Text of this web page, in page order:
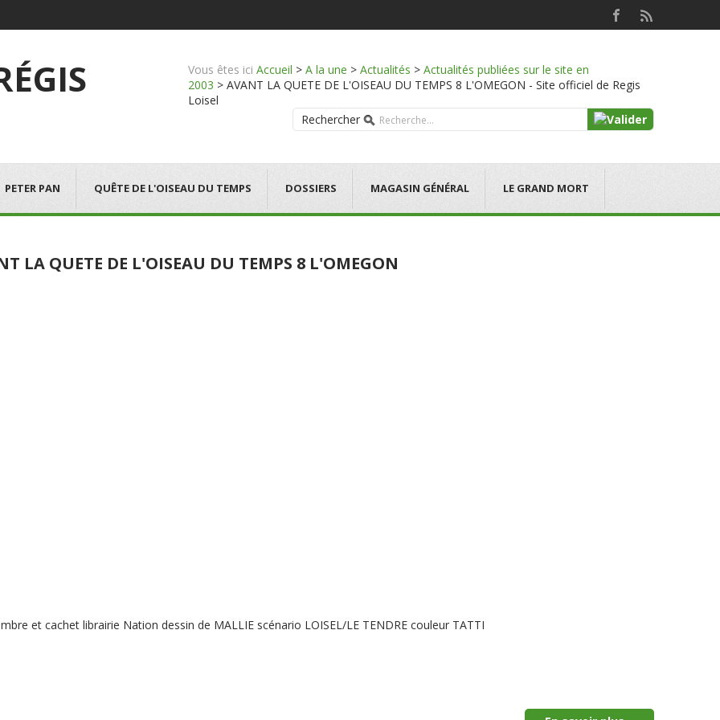
Vous êtes ici Accueil > A la une > Actualités > Actualités publiées sur le site en
2003 > AVANT LA QUETE DE L'OISEAU DU TEMPS 8 L'OMEGON - Site officiel de Regis
Loisel
Rechercher
PETER PAN QUÊTE DE L'OISEAU DU TEMPS DOSSIERS MAGASIN GÉNÉRAL LE GRAND MORT
LA QUETE DE L'OISEAU DU TEMPS 8 L'OMEGON
et cachet librairie Nation dessin de MALLIE scénario LOISEL/LE TENDRE couleur TATTI